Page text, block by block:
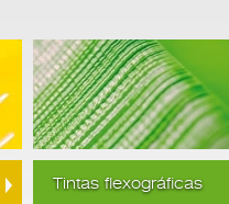
Tintas flexográficas